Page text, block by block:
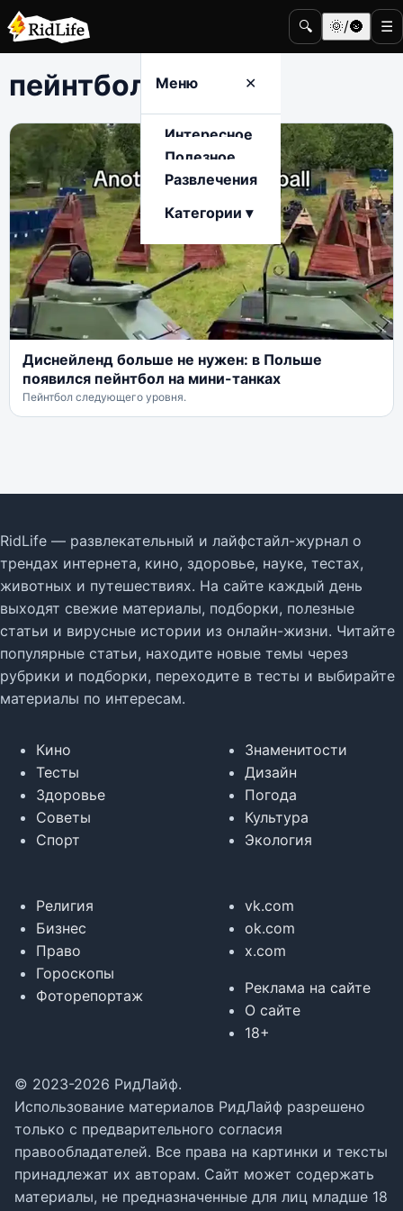
🔍 🌞/🌚 ☰
Меню ✕
Интересное
Полезное
Развлечения
Категории ▾
пейнтбол
Диснейленд больше не нужен: в Польше
появился пейнтбол на мини-танках
Пейнтбол следующего уровня.
RidLife — развлекательный и лайфстайл-журнал о
трендах интернета, кино, здоровье, науке, тестах,
животных и путешествиях. На сайте каждый день
выходят свежие материалы, подборки, полезные
статьи и вирусные истории из онлайн-жизни. Читайте
популярные статьи, находите новые темы через
рубрики и подборки, переходите в тесты и выбирайте
материалы по интересам.
Кино
Тесты
Здоровье
Советы
Спорт
Знаменитости
Дизайн
Погода
Культура
Экология
Религия
Бизнес
Право
Гороскопы
Фоторепортаж
vk.com
ok.com
x.com
Реклама на сайте
О сайте
18+
© 2023-2026 РидЛайф.
Использование материалов РидЛайф разрешено
только с предварительного согласия
правообладателей. Все права на картинки и тексты
принадлежат их авторам. Сайт может содержать
материалы, не предназначенные для лиц младше 18